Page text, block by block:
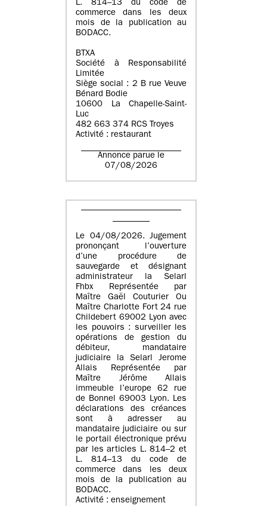
L. 814–13 du code de
commerce dans les deux
mois de la publication au
BODACC.
BTXA
Société à Responsabilité
Limitée
Siège social : 2 B rue Veuve
Bénard Bodie
10600 La Chapelle-Saint-
Luc
482 663 374 RCS Troyes
Activité : restaurant
Annonce parue le
07/08/2026
Le 04/08/2026. Jugement
prononçant l’ouverture
d’une procédure de
sauvegarde et désignant
administrateur la Selarl
Fhbx Représentée par
Maître Gaël Couturier Ou
Maître Charlotte Fort 24 rue
Childebert 69002 Lyon avec
les pouvoirs : surveiller les
opérations de gestion du
débiteur, mandataire
judiciaire la Selarl Jerome
Allais Représentée par
Maître Jérôme Allais
immeuble l’europe 62 rue
de Bonnel 69003 Lyon. Les
déclarations des créances
sont à adresser au
mandataire judiciaire ou sur
le portail électronique prévu
par les articles L. 814–2 et
L. 814–13 du code de
commerce dans les deux
mois de la publication au
BODACC.
Activité : enseignement